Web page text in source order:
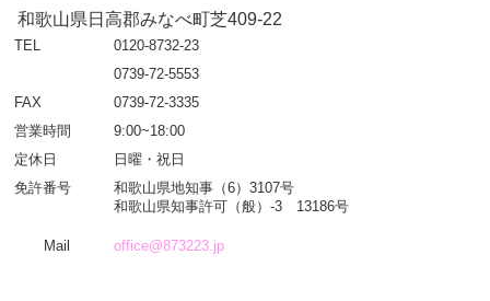
和歌山県日高郡みなべ町芝409-22
TEL
0120-8732-23
0739-72-5553
FAX
0739-72-3335
営業時間
9:00~18:00
定休日
日曜・祝日
免許番号
和歌山県地知事（6）3107号
和歌山県知事許可（般）-3 13186号
Mail office@873223.jp